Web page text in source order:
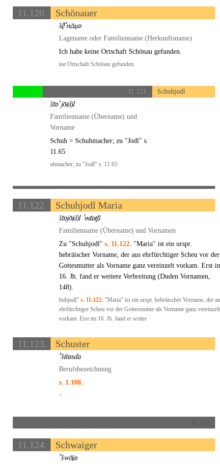
11.120. Schönauer
Lagename oder Familienname (Herkunftsname)
Ich habe keine Ortschaft Schönau gefunden.
ine Ortschaft Schönau gefunden.
11.121. Schuhjodl
Familienname (Übername) und
Vorname
Schuh = Schuhmacher; zu "Jodl" s.
11.65
uhmacher; zu "Jodl" s. 11.65
11.122. Schuhjodl Maria
Familienname (Übername) und Vornamen
Zu "Schuhjodl" s. 11.122. "Maria" ist ein urspr.
hebräischer Vorname, der aus ehrfürchtiger Scheu vor der
Gottesmutter als Vorname ganz vereinzelt vorkam. Erst
16. Jh. fand er weitere Verbreitung (Duden Vornamen,
148).
huhjodl" s. 11.122."Maria" ist ein urspr. hebräischer Vorname, der
ehrfürchtiger Scheu vor der Gottesmutter als Vorname ganz vereinzelt
vorkam. Erst im 16. Jh. fand er weiter
11.123. Schuster
Berufsbezeichnung
s. 1.108.
>
11.124. Schwaiger